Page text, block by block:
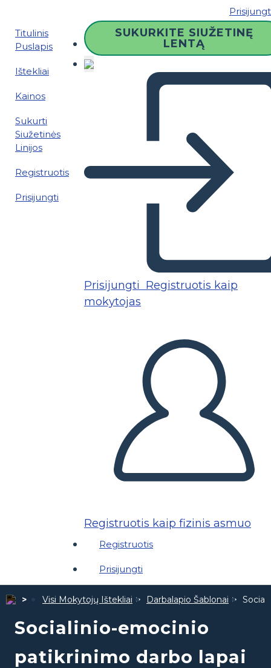
Titulinis
Puslapis
Ištekliai
Kainos
Sukurti
Siužetinės
Linijos
Registruotis
Prisijungti
SUKURKITE SIUŽETINĘ
LENTĄ
Prisijungti Registruotis kaip
mokytojas
Registruotis kaip fizinis asmuo
Registruotis
Prisijungti
Visi Mokytojų Ištekliai Darbalapio Šablonai
Socialinio-emocinio
patikrinimo darbo lapai